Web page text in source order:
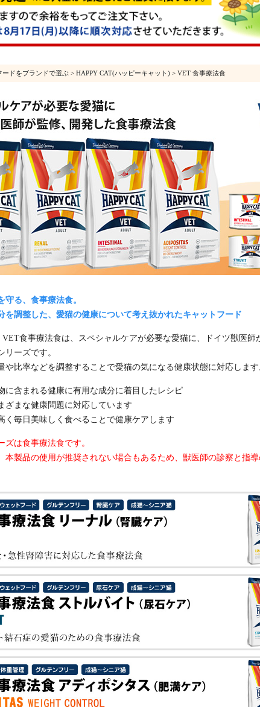
ードをブランドで選ぶ > HAPPY CAT(ハッピーキャット) > VET 食事療法食
守る、食事療法食。
を調整した、愛猫の健康について考え抜かれたキャットフード
VET食事療法食は、スペシャルケアが必要な愛猫に、ドイツ獣医師
リーズです。
や比率などを調整することで愛猫の気になる健康状態に対応します
に含まれる健康に有用な成分に着目したレシピ
ざまな健康問題に対応しています
く毎日美味しく食べることで健康ケアします
は食事療法食です。
本製品の使用が推奨されない場合もあるため、獣医師の診察と指